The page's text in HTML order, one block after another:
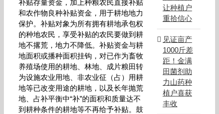
补贴存量资金，加上种粮农民直接补贴
和农作物良种补贴资金，用于耕地地力
保护。补贴对象为所有拥有耕地承包权
的种地农民，享受补贴的农民要做到耕
地不撂荒，地力不降低。补贴资金与耕
地面积或播种面积挂钩，对已作为畜牧
养殖场使用的耕地、林地、成片粮田转
为设施农业用地、非农业征（占）用耕
地等已改变用途的耕地，以及长年抛荒
地、占补平衡中“补”的面积和质量达不
到耕种条件的耕地等不再给予补贴。鼓
让种植户
重拾信心
见证亩产
1000斤差
距！金满
田菌剂助
力山药种
植户喜获
丰收